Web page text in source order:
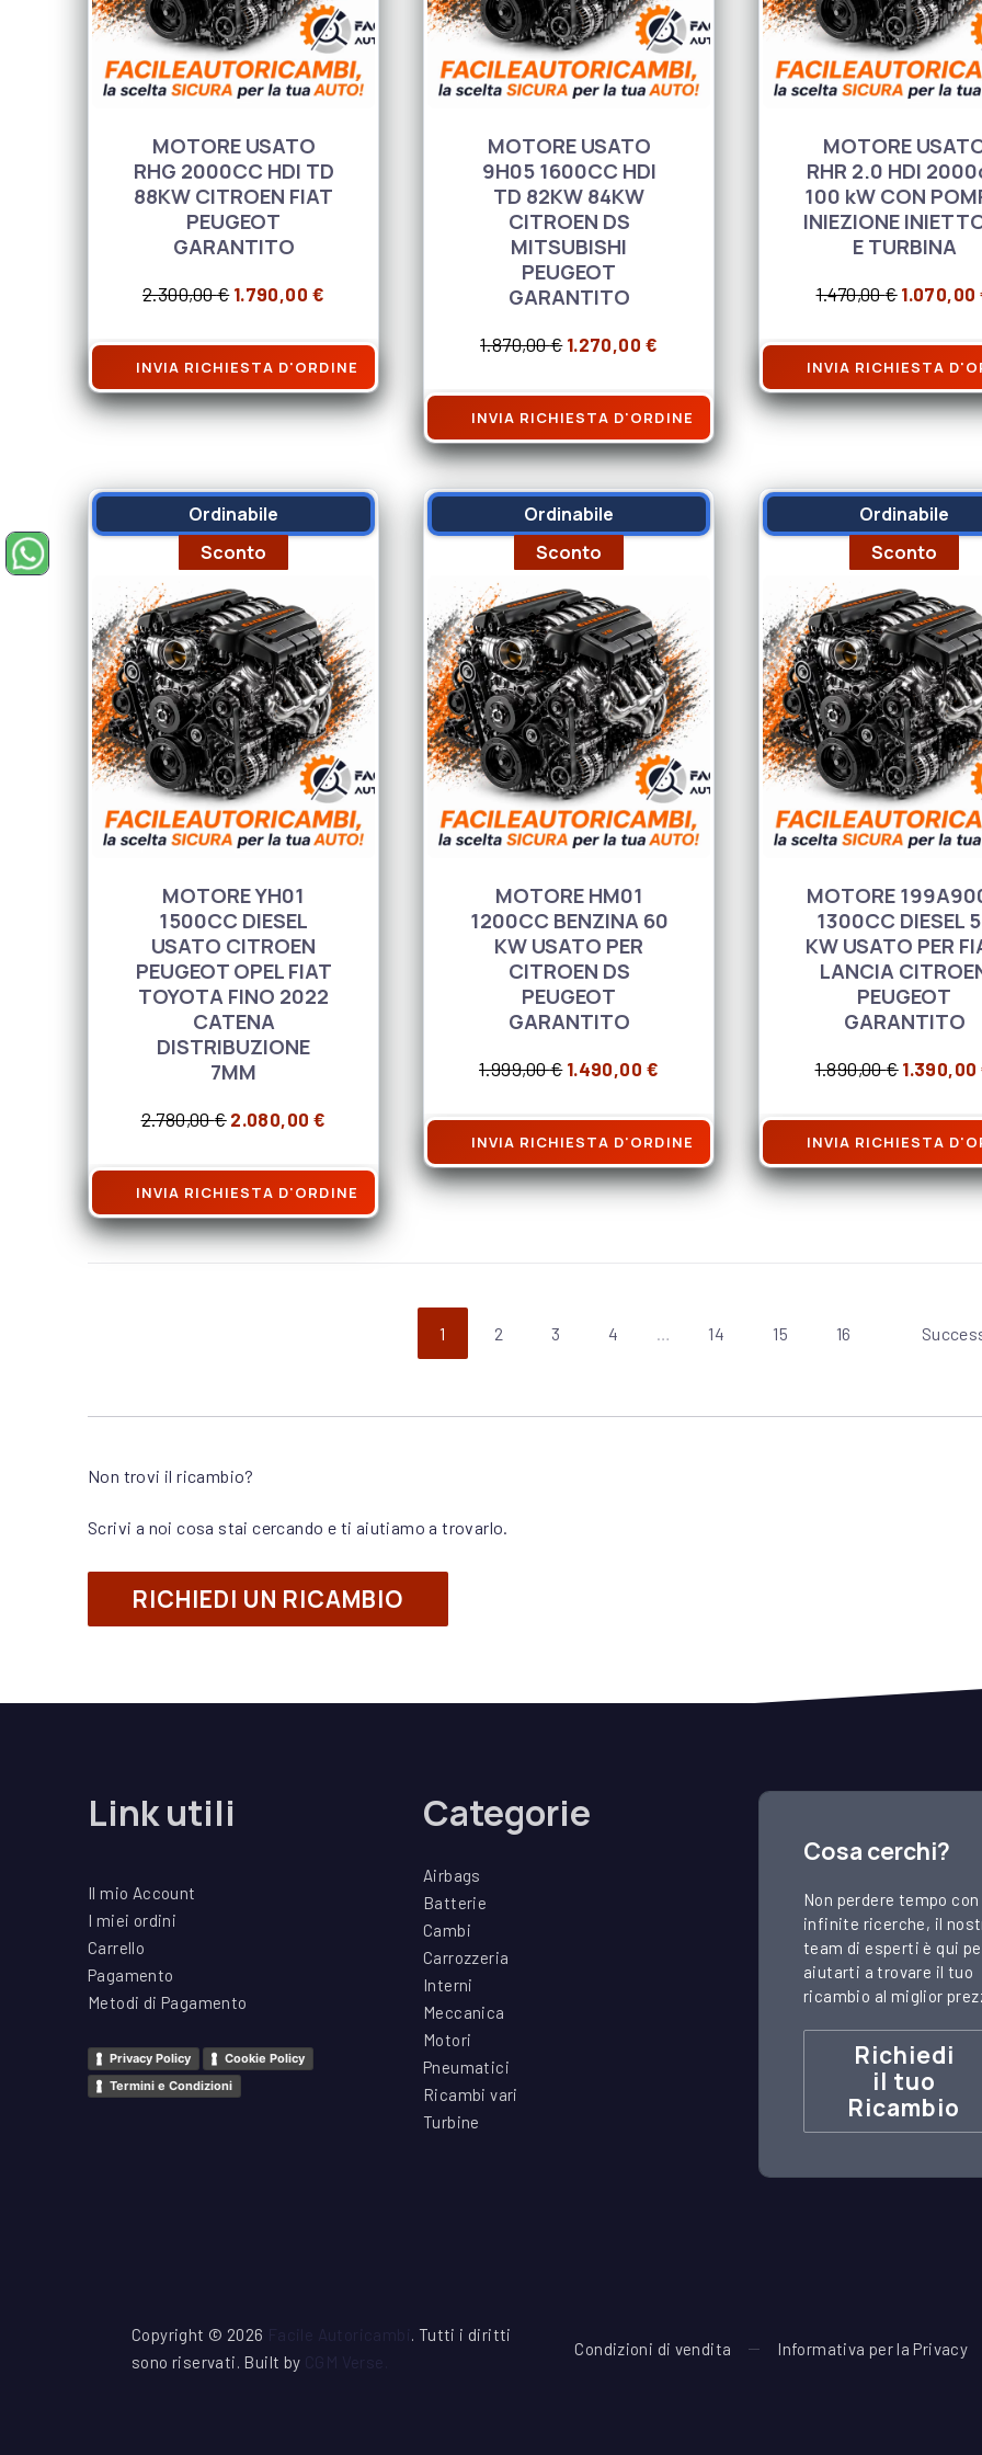
MOTORE USATO
RHG 2000CC HDI TD
88KW CITROEN FIAT
PEUGEOT
GARANTITO
2.300,00€ Il prezzo originale era: 2.300,00 €.
1.790,00 €Il prezzo attuale è: 1.790,00 €.
INVIA RICHIESTA D'ORDINE
MOTORE USATO
9H05 1600CC HDI
TD 82KW 84KW
CITROEN DS
MITSUBISHI
PEUGEOT
GARANTITO
1.870,00€ Il prezzo originale era: 1.870,00 €.
1.270,00 €Il prezzo attuale è: 1.270,00 €.
INVIA RICHIESTA D'ORDINE
MOTORE
RHR 2.0 HDI
100 kW CON
INIEZIONE
E TURBINA
1.470,00€ Il prezzo
1.070,00
INVIA RICHIESTA
Ordinabile
Sconto
MOTORE YH01
1500CC DIESEL
USATO CITROEN
PEUGEOT OPEL FIAT
TOYOTA FINO 2022
CATENA
DISTRIBUZIONE
7MM
2.780,00€ Il prezzo originale era: 2.780,00 €.
2.080,00€ Il prezzo attuale è: 2.080,00 €.
INVIA RICHIESTA D'ORDINE
Ordinabile
Sconto
MOTORE HM01
1200CC BENZINA 60
KW USATO PER
CITROEN DS
PEUGEOT
GARANTITO
1.999,00€ Il prezzo originale era: 1.999,00 €.
1.490,00 €Il prezzo attuale è: 1.490,00 €.
INVIA RICHIESTA D'ORDINE
Ordinabile
Sconto
MOTORE
1300CC DIESEL
KW USATO PER
LANCIA
PEUGEOT
GARANTITO
1.890,00€ Il
1.390,00
INVIA RICHIESTA
1 2 3 4 … 14 15 16
Non trovi il ricambio?
Scrivi a noi cosa stai cercando e ti aiutiamo a trovarlo.
RICHIEDI UN RICAMBIO
Link utili
Il mio Account
I miei ordini
Carrello
Pagamento
Metodi di Pagamento
Privacy Policy
Cookie Policy
Termini e Condizioni
Categorie
Airbags
Batterie
Cambi
Carrozzeria
Interni
Meccanica
Motori
Pneumatici
Ricambi vari
Turbine
Cosa cerchi?
Non perdere tempo con
infinite ricerche, il
team di esperti è qui
aiutarti a trovare il tuo
ricambio al miglior
Richiedi
il tuo
Ricambio
Copyright © 2026 Facile Autoricambi . Tutti i diritti
sono riservati. Built by CGM Verse
Condizioni di vendita Informativa per la Privacy
Precedente
Chiedi un ricambio su WhatsApp (si apre in una nuova finestra)